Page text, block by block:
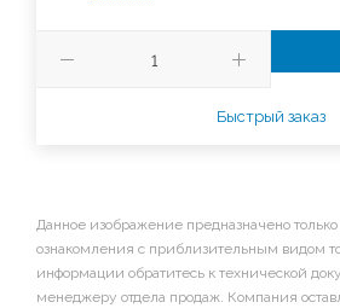
Быстрый заказ
Данное изображение предназначено
ознакомления с приблизительным видом
информации обратитесь к технической
менеджеру отдела продаж. Компания